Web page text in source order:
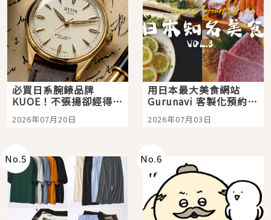
必買日系腕錶品牌
KUOE！不張揚卻經得起
時間洗鍊的經典之作五
選
2026年07月20日
用日本最大美食網站
Gurunavi 客製化預約九
大都市餐廳，打造專屬
美食體驗！
2026年07月03日
No.5 No.6